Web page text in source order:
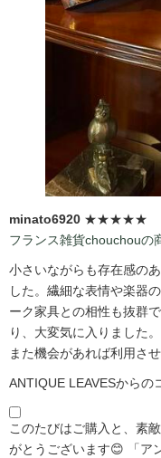
minato6920 ★★★★★
フランス雑貨chouchouの
小さいながらも存在感の
した。繊細な表情や楽器
ーク家具との相性も抜群
り、大変気に入りました
また機会があれば利用さ
ANTIQUE LEAVESからの
このたびはご購入と、素
がとうございます😊 「ア